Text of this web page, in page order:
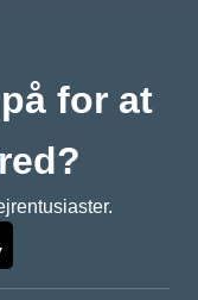
for at